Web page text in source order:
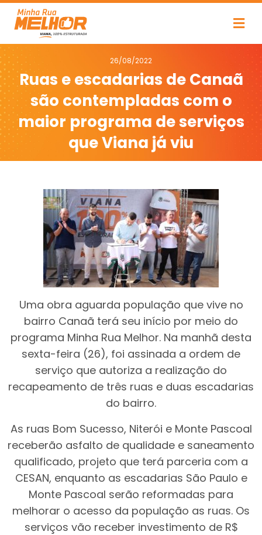
26/08/2022
Ruas e escadarias de Canaã
são contempladas com o
maior programa de serviços
que Viana já viu
Uma obra aguarda população que vive no
bairro Canaã terá seu início por meio do
programa Minha Rua Melhor. Na manhã desta
sexta-feira (26), foi assinada a ordem de
serviço que autoriza a realização do
recapeamento de três ruas e duas escadarias
do bairro.
As ruas Bom Sucesso, Niterói e Monte Pascoal
receberão asfalto de qualidade e saneamento
qualificado, projeto que terá parceria com a
CESAN, enquanto as escadarias São Paulo e
Monte Pascoal serão reformadas para
melhorar o acesso da população as ruas. Os
serviços vão receber investimento de R$